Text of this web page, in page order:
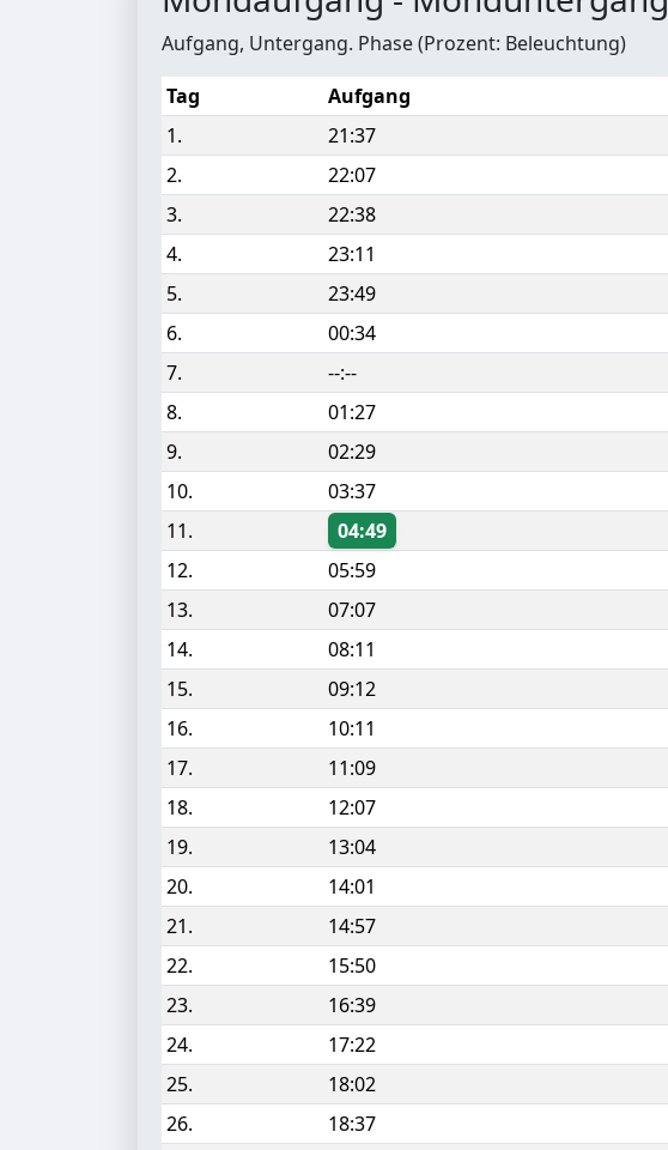
Aufgang, Untergang. Phase (Prozent: Beleuchtung)
Tag
Aufgang
1.
21:37
2.
22:07
3.
22:38
4.
23:11
5.
23:49
6.
00:34
7.
--:--
8.
01:27
9.
02:29
10.
03:37
11.
04:49
12.
05:59
13.
07:07
14.
08:11
15.
09:12
16.
10:11
17.
11:09
18.
12:07
19.
13:04
20.
14:01
21.
14:57
22.
15:50
23.
16:39
24.
17:22
25.
18:02
26.
18:37